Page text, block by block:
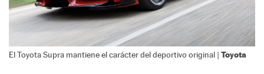
El Toyota Supra mantiene el carácter del deportivo original | Toyota